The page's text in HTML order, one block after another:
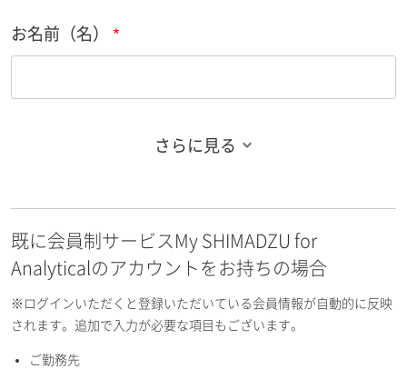
お名前（名）
お名前フリガナ（名）
E-mailアドレス（半角英数）
さらに見る
既に会員制サービスMy SHIMADZU for
Analyticalのアカウントをお持ちの場合
※ログインいただくと登録いただいている会員情報が自動的に反映
されます。追加で入力が必要な項目もございます。
ご勤務先